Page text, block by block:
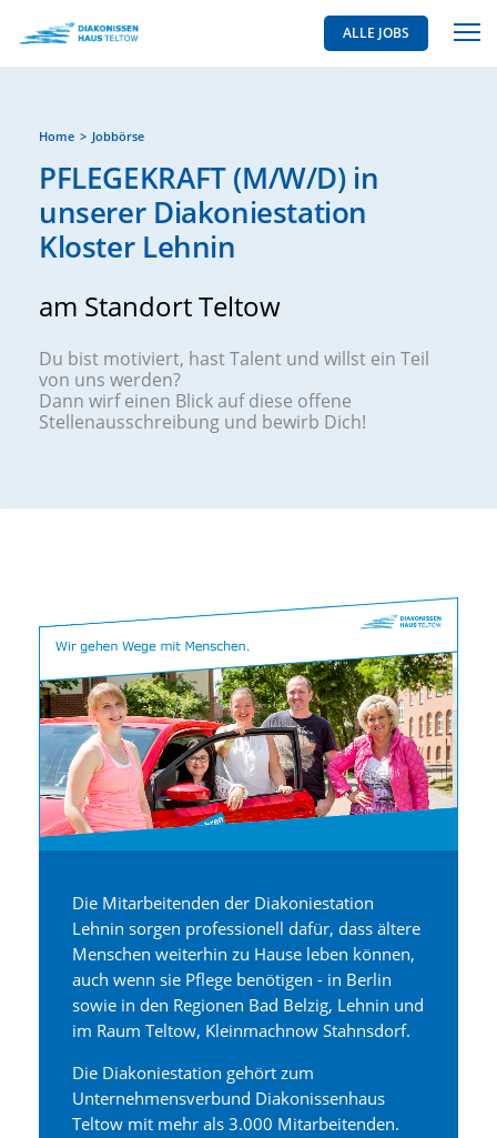
ALLE JOBS
Home Jobbörse
PFLEGEKRAFT (M/W/D) in
unserer Diakoniestation
Kloster Lehnin
am Standort Teltow
Du bist motiviert, hast Talent und willst ein Teil
von uns werden?
Dann wirf einen Blick auf diese offene
Stellenausschreibung und bewirb Dich!
Die Mitarbeitenden der Diakoniestation
Lehnin sorgen professionell dafür, dass ältere
Menschen weiterhin zu Hause leben können,
auch wenn sie Pflege benötigen - in Berlin
sowie in den Regionen Bad Belzig, Lehnin und
im Raum Teltow, Kleinmachnow Stahnsdorf.
Die Diakoniestation gehört zum
Unternehmensverbund Diakonissenhaus
Teltow mit mehr als 3.000 Mitarbeitenden.